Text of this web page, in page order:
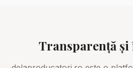
Transparență